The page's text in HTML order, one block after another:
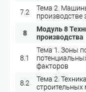
7.2
Тема 2.
производстве
8
Модуль 8
производства
8.1
Тема 1. Зоны
факторов
8.2
Тема 2.
строительных